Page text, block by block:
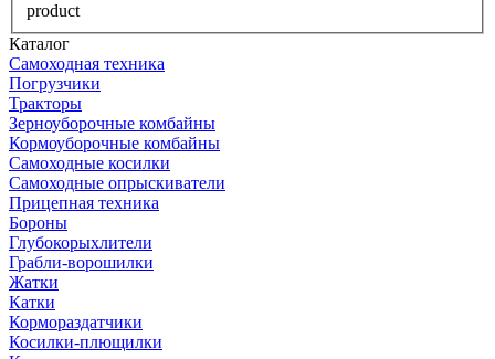
product
Каталог
Самоходная техника
Погрузчики
Тракторы
Зерноуборочные комбайны
Кормоуборочные комбайны
Самоходные косилки
Самоходные опрыскиватели
Прицепная техника
Бороны
Глубокорыхлители
Грабли-ворошилки
Жатки
Катки
Кормораздатчики
Косилки-плющилки